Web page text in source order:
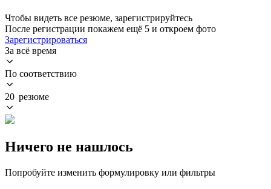
Чтобы видеть все резюме, зарегистрируйтесь
После регистрации покажем ещё 5 и откроем фото
Зарегистрироваться
За всё время
По соответствию
20 резюме
Ничего не нашлось
Попробуйте изменить формулировку или фильтры